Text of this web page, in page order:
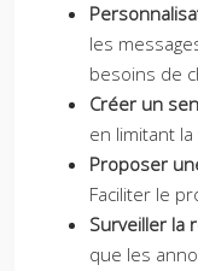
les
besoins de
Créer un
en limitant
Proposer
Faciliter le
Surveiller la
que les